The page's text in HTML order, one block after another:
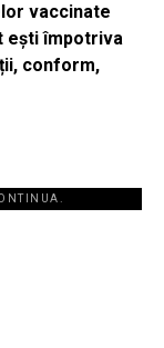
vaccinate
ești împotriva
conform,